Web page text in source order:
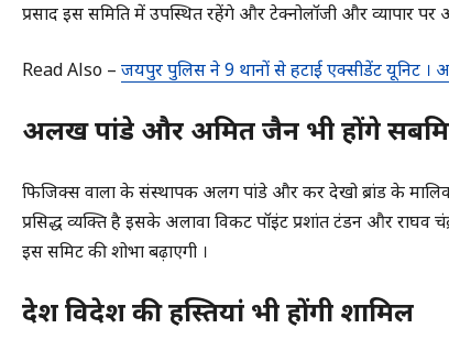
प्रसाद इस समिति में उपस्थित रहेंगे और टेक्नोलॉजी और व्यापार पर
Read Also – जयपुर पुलिस ने 9 थानों से हटाई एक्सीडेंट यूनिट
अलख पांडे और अमित जैन भी होंगे
फिजिक्स वाला के संस्थापक अलग पांडे और कर देखो ब्रांड के
प्रसिद्ध व्यक्ति है इसके अलावा विकट पॉइंट प्रशांत टंडन और
इस समिट की शोभा बढ़ाएगी ।
देश विदेश की हस्तियां भी होंगी शामिल